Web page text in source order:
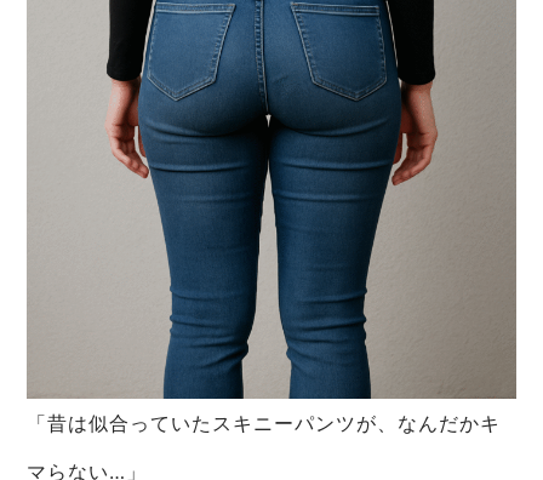
「昔は似合っていたスキニーパンツが、なんだかキ
マらない…」